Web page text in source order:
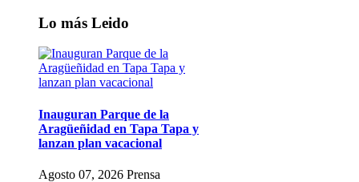
Lo más Leido
Inauguran Parque de la
Aragüeñidad en Tapa Tapa y
lanzan plan vacacional
Agosto 07, 2026 Prensa